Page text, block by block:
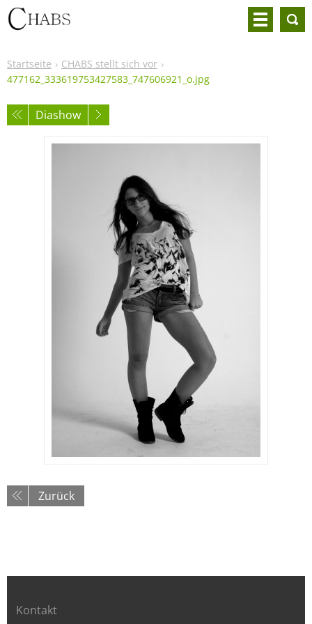
Startseite
CHABS stellt sich vor
477162_333619753427583_747606921_o.jpg
Diashow
Zurück
Kontakt